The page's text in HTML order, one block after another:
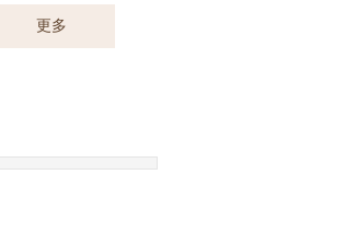
更多